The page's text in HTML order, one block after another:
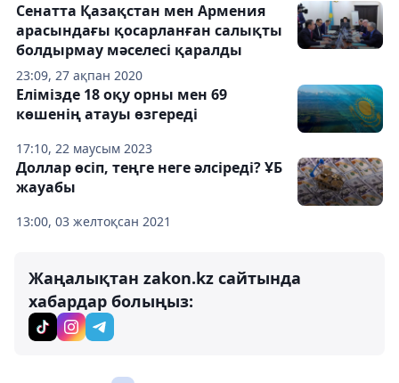
23:09, 27 ақпан 2020
Сенатта Қазақстан мен Армения
арасындағы қосарланған салықты
болдырмау мәселесі қаралды
17:10, 22 маусым 2023
Елімізде 18 оқу орны мен 69
көшенің атауы өзгереді
13:00, 03 желтоқсан 2021
Доллар өсіп, теңге неге әлсіреді? ҰБ
жауабы
Жаңалықтан zakon.kz сайтында
хабардар болыңыз: